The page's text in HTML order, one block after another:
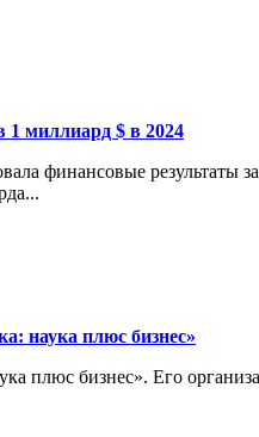
1 миллиард $ в 2024
финансовые результаты
наука плюс бизнес»
плюс бизнес». Его